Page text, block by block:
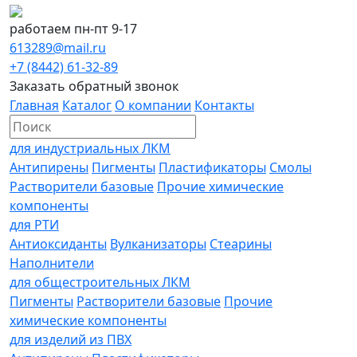
работаем пн-пт 9-17
613289@mail.ru
+7 (8442) 61-32-89
Заказать обратный звонок
Главная Каталог О компании Контакты
для индустриальных ЛКМ
Антипирены Пигменты Пластификаторы Смолы
Растворители базовые Прочие химические
компоненты
для РТИ
Антиоксиданты Вулканизаторы Стеарины
Наполнители
для общестроительных ЛКМ
Пигменты Растворители базовые Прочие
химические компоненты
для изделий из ПВХ